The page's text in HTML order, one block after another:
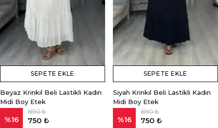
SEPETE EKLE
Beyaz Krinkıl Beli Lastikli Kadın
Midi Boy Etek
%16
890 ₺
750 ₺
SEPETE EKLE
Siyah Krinkıl Beli Lastikli Kadın
Midi Boy Etek
%16
890 ₺
750 ₺